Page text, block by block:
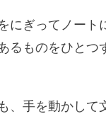
にぎってノート
るものをひとつ
、手を動かして